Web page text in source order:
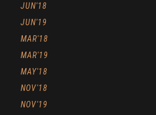
JUN'18
JUN'19
MAR'18
MAR'19
MAY'18
NOV'18
NOV'19